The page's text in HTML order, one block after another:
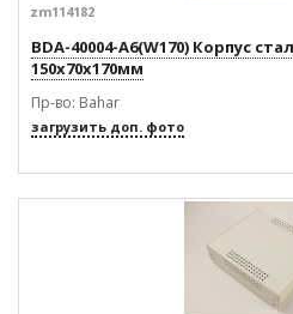
zm114182
BDA-40004-A6(W170) Корпус
150x70x170мм
Пр-во: Bahar
загрузить доп. фото